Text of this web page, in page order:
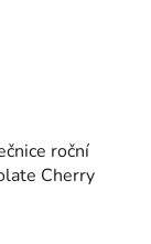
roční
Cherry